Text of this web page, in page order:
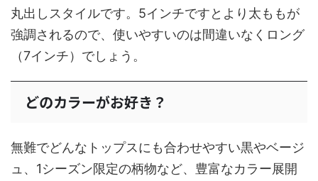
丸出しスタイルです。5インチですとより太ももが
強調されるので、使いやすいのは間違いなくロング
（7インチ）でしょう。
どのカラーがお好き？
無難でどんなトップスにも合わせやすい黒やベージ
ュ、1シーズン限定の柄物など、豊富なカラー展開